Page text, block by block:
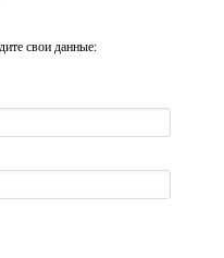
свои данные: